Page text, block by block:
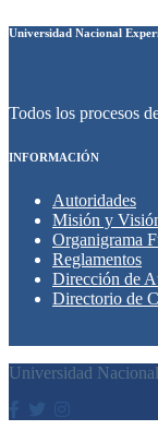
Universidad Nacional
Todos los procesos
INFORMACIÓN
Autoridades
Misión y
Organigrama
Reglamentos
Dirección de
Directorio de
Universidad